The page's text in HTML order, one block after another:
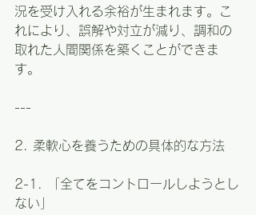
況を受け入れる余裕が生まれます。こ
れにより、誤解や対立が減り、調和の
取れた人間関係を築くことができま
す。
---
2. 柔軟心を養うための具体的な方法
2-1. 「全てをコントロールしようとし
ない」